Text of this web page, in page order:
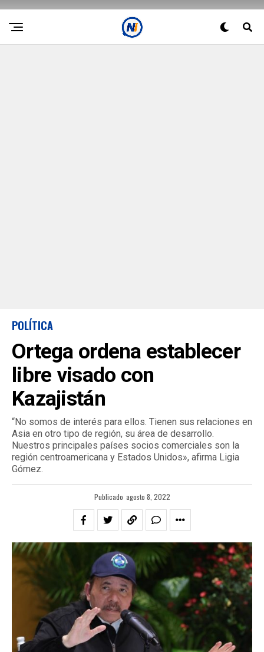
POLÍTICA
Ortega ordena establecer
libre visado con
Kazajistán
“No somos de interés para ellos. Tienen sus relaciones en
Asia en otro tipo de región, su área de desarrollo.
Nuestros principales países socios comerciales son la
región centroamericana y Estados Unidos», afirma Ligia
Gómez.
Publicado agosto 8, 2022